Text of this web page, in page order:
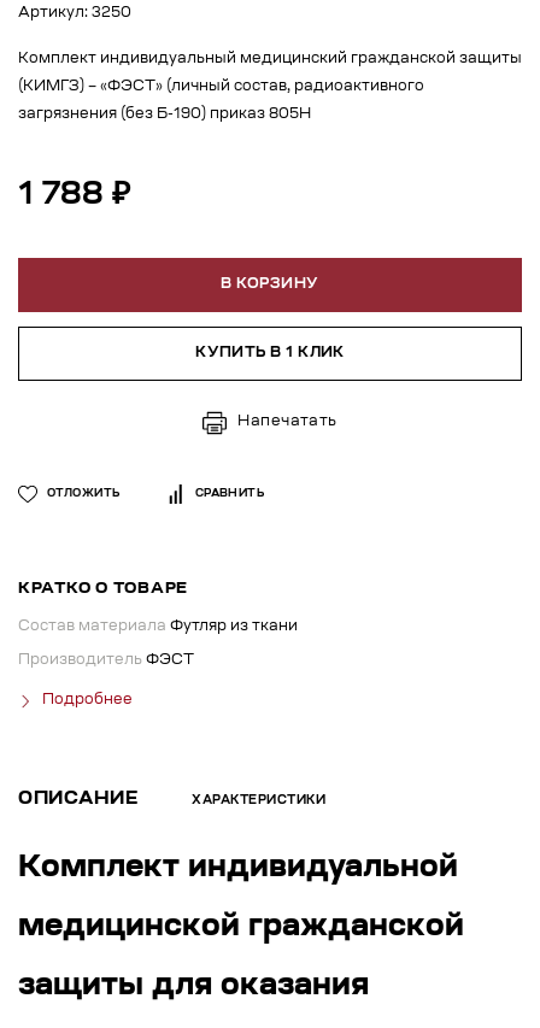
Артикул: 3250
Комплект индивидуальный медицинский гражданской защиты
(КИМГЗ) – «ФЭСТ» (личный состав, радиоактивного
загрязнения (без Б-190) приказ 805Н
1 788 ₽
В КОРЗИНУ
КУПИТЬ В 1 КЛИК
Напечатать
ОТЛОЖИТЬ СРАВНИТЬ
КРАТКО О ТОВАРЕ
Состав материала Футляр из ткани
Производитель ФЭСТ
Подробнее
ОПИСАНИЕ ХАРАКТЕРИСТИКИ
Комплект индивидуальной
медицинской гражданской
защиты для оказания